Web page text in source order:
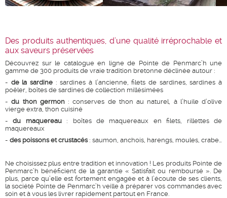
Des produits authentiques, d’une qualité irréprochable et
aux saveurs préservées
Découvrez sur le catalogue en ligne de Pointe de Penmarc’h une
gamme de 300 produits de vraie tradition bretonne déclinée autour :
- de la sardine : sardines à l’ancienne, filets de sardines, sardines à
poêler, boîtes de sardines de collection millésimées
-du thon germon: conserves de thon au naturel, à l’huile d’olive
vierge extra, thon cuisiné
-du maquereau: boîtes de maquereaux en filets, rillettes de
maquereaux
- des poissons et crustacés: saumon, anchois, harengs, moules, crabe…
Ne choisissez plus entre tradition et innovation ! Les produits Pointe de
Penmarc’h bénéficient de la garantie « Satisfait ou remboursé ». De
plus, parce qu’elle est fortement engagée et à l’écoute de ses clients,
la société Pointe de Penmarc’h veille à préparer vos commandes avec
soin et à vous les livrer rapidement partout en France.